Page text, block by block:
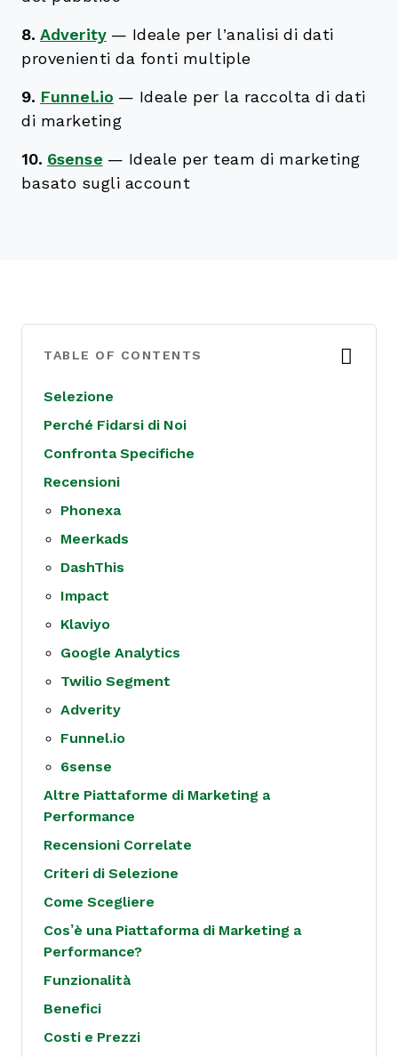
8. Adverity — Ideale per l’analisi di dati
provenienti da fonti multiple
9. Funnel.io — Ideale per la raccolta di dati
di marketing
10. 6sense — Ideale per team di marketing
basato sugli account
TABLE OF CONTENTS
Selezione
Perché Fidarsi di Noi
Confronta Specifiche
Recensioni
Phonexa
Meerkads
DashThis
Impact
Klaviyo
Google Analytics
Twilio Segment
Adverity
Funnel.io
6sense
Altre Piattaforme di Marketing a
Performance
Recensioni Correlate
Criteri di Selezione
Come Scegliere
Cos’è una Piattaforma di Marketing a
Performance?
Funzionalità
Benefici
Costi e Prezzi